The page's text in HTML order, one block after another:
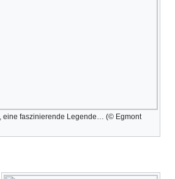
, eine faszinierende Legende… (© Egmont